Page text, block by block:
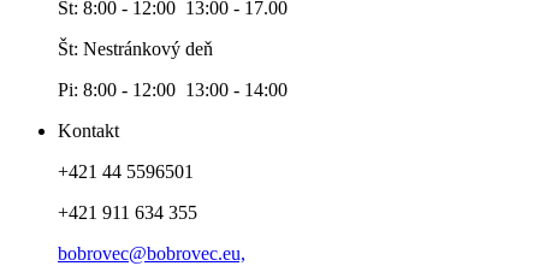
St: 8:00 - 12:00 13:00 - 17.00
Št: Nestránkový deň
Pi: 8:00 - 12:00 13:00 - 14:00
Kontakt
+421 44 5596501
+421 911 634 355
bobrovec@bobrovec.eu,